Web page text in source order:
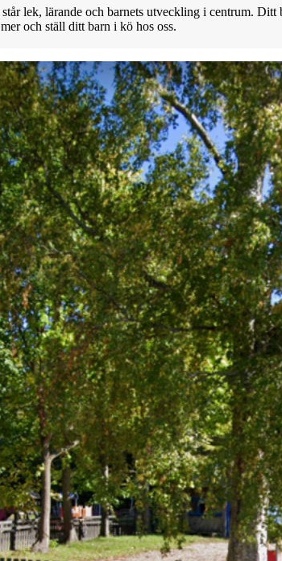
lek, lärande och barnets utveckling i centrum. Ditt
och ställ ditt barn i kö hos oss.